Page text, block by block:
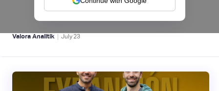
CRÉDITO DIGITAL 💰
Valora Analitik | July 23